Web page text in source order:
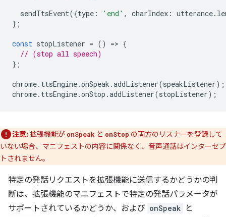
sendTtsEvent({type : 'end' , charIndex : utterance.
};
const stopListener = () => {
// (stop all speech)
};
chrome. ttsEngine.onSpeak .addListener(speakListener);
chrome. ttsEngine.onStop .addListener(stopListener);
注意: 拡張機能が onSpeak と onStop の両方のリスナーを登録して
いない場合、マニフェストの内容に関係なく、音声通話はインターセプ
トされません。
特定の発話リクエストを拡張機能に送信するかどうかの判
断は、拡張機能のマニフェストで特定の発話パラメータが
サポートされているかどうか、および onSpeak と